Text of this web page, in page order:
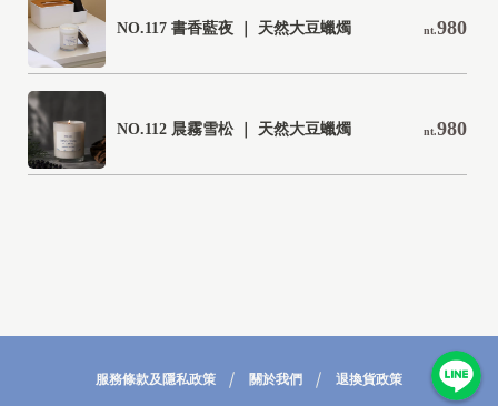
nt.980
NO.117 書香藍夜 ｜ 天然大豆蠟燭
nt.980
NO.112 晨霧雪松 ｜ 天然大豆蠟燭
服務條款及隱私政策 關於我們 退換貨政策